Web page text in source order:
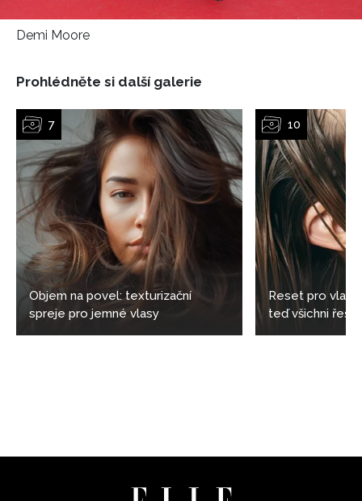
NEWSLETTER
ODESLAT
vyhodnocení akce a zasílání novinek.
Chcete navíc dostávat i další zajímavé a exkluzivní
Demi Moore
Prohlédněte si další galerie
Objem na povel: texturizační
spreje pro jemné vlasy
Reset pro
teď všichni řeší